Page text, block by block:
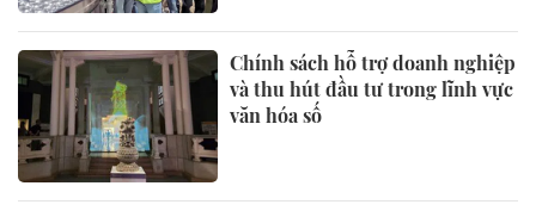
Chính sách hỗ trợ doanh nghiệp
và thu hút đầu tư trong lĩnh vực
văn hóa số